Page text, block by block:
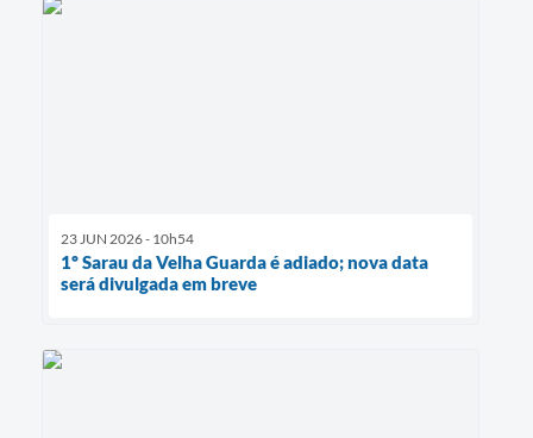
23 JUN 2026 - 10h54
1º Sarau da Velha Guarda é adiado; nova data
será divulgada em breve